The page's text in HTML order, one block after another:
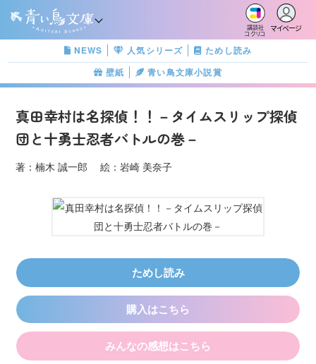
講談社
コクリコ
マイページ
NEWS 人気シリーズ
ためし読み
壁紙
青い鳥文庫小説賞
真田幸村は名探偵！！－タイムスリップ探偵
団と十勇士忍者バトルの巻－
著：楠木 誠一郎 絵：岩崎 美奈子
ためし読み
購入はこちら
みんなの感想はこちら